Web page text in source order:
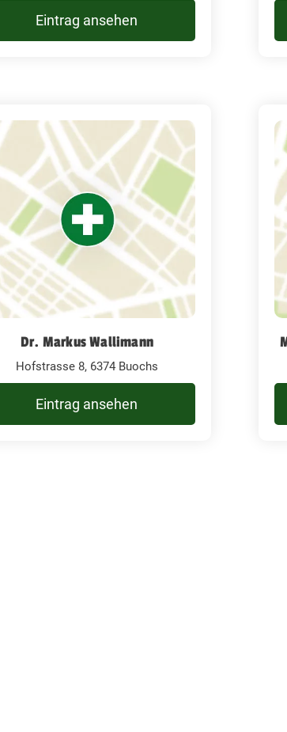
Eintrag ansehen
Dr. Markus Wallimann
Hofstrasse 8, 6374 Buochs
Eintrag ansehen